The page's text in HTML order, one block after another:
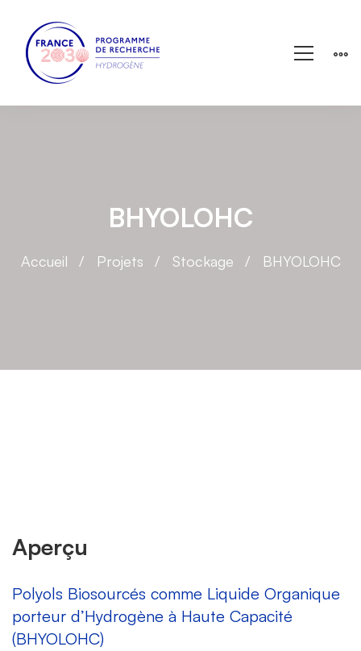
BHYOLOHC
Accueil Projets Stockage BHYOLOHC
Aperçu
Polyols Biosourcés comme Liquide Organique
porteur d’Hydrogène à Haute Capacité
(BHYOLOHC)